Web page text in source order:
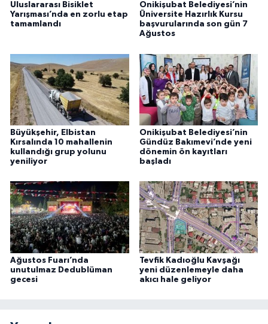
Uluslararası Bisiklet
Yarışması’nda en zorlu etap
tamamlandı
Onikişubat Belediyesi’nin
Üniversite Hazırlık Kursu
başvurularında son gün 7
Ağustos
Büyükşehir, Elbistan
Kırsalında 10 mahallenin
kullandığı grup yolunu
yeniliyor
Onikişubat Belediyesi’nin
Gündüz Bakımevi’nde yeni
dönemin ön kayıtları
başladı
Ağustos Fuarı’nda
unutulmaz Dedublüman
gecesi
Tevfik Kadıoğlu Kavşağı
yeni düzenlemeyle daha
akıcı hale geliyor